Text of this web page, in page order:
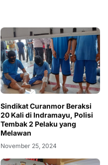
Sindikat Curanmor Beraksi
20 Kali di Indramayu, Polisi
Tembak 2 Pelaku yang
Melawan
November 25, 2024